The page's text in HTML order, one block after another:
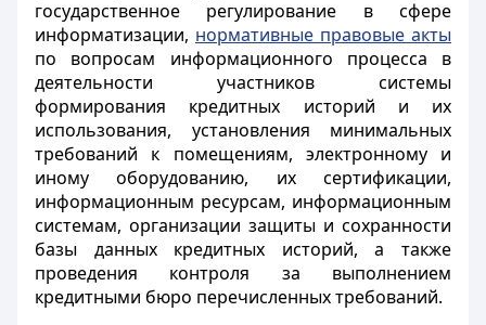
государственное регулирование в сфере
информатизации, нормативные правовые акты
по вопросам информационного процесса в
деятельности участников системы
формирования кредитных историй и их
использования, установления минимальных
требований к помещениям, электронному и
иному оборудованию, их сертификации,
информационным ресурсам, информационным
системам, организации защиты и сохранности
базы данных кредитных историй, а также
проведения контроля за выполнением
кредитными бюро перечисленных требований.